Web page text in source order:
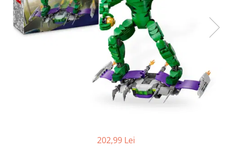
Poarta siguranta copii
Deflectoare pentru aer conditionat
Casti antifonice pentru copii si
Echipament protectie bicicleta si
202,99 Lei